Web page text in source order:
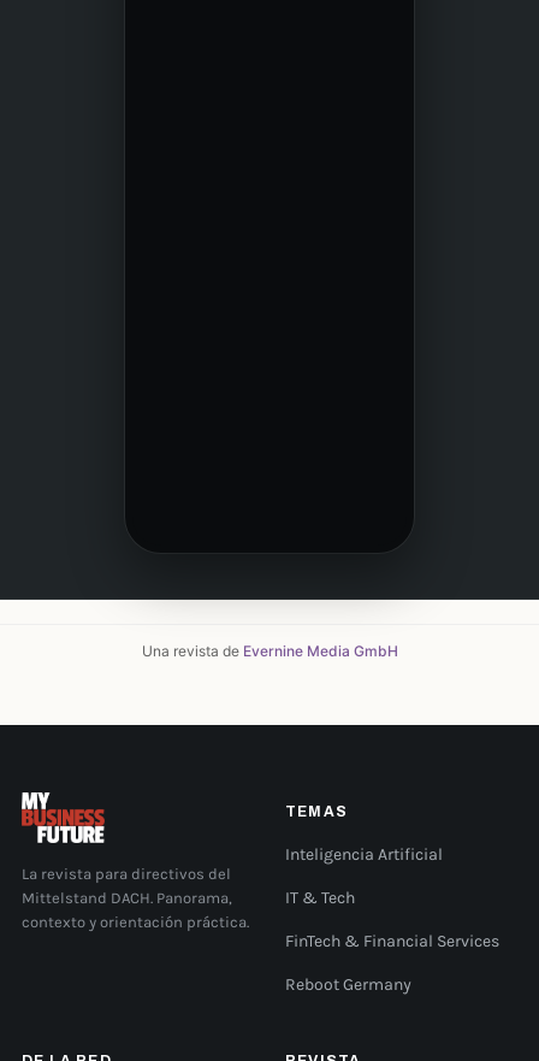
Una revista de Evernine Media GmbH
La revista para directivos del
Mittelstand DACH. Panorama,
contexto y orientación práctica.
TEMAS
Inteligencia Artificial
IT & Tech
FinTech & Financial Services
Reboot Germany